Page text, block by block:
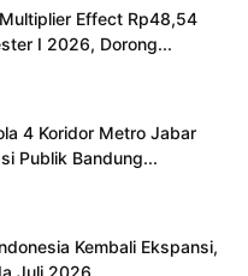
Effect Rp48,54
I 2026, Dorong...
4 Koridor Metro Jabar
Publik Bandung...
Kembali Ekspansi,
Juli 2026